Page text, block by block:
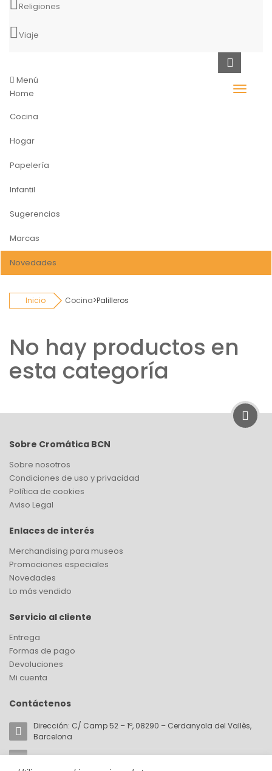
Religiones
Viaje
Menú
Home
Cocina
Hogar
Papelería
Infantil
Sugerencias
Marcas
Novedades
Inicio Cocina>Palilleros
No hay productos en
esta categoría
Sobre Cromática BCN
Sobre nosotros
Condiciones de uso y privacidad
Política de cookies
Aviso Legal
Enlaces de interés
Merchandising para museos
Promociones especiales
Novedades
Lo más vendido
Servicio al cliente
Entrega
Formas de pago
Devoluciones
Mi cuenta
Contáctenos
Dirección: C/ Camp 52 – 1º, 08290 – Cerdanyola del Vallès,
Barcelona
Email:akorin@cromaticabcn.com